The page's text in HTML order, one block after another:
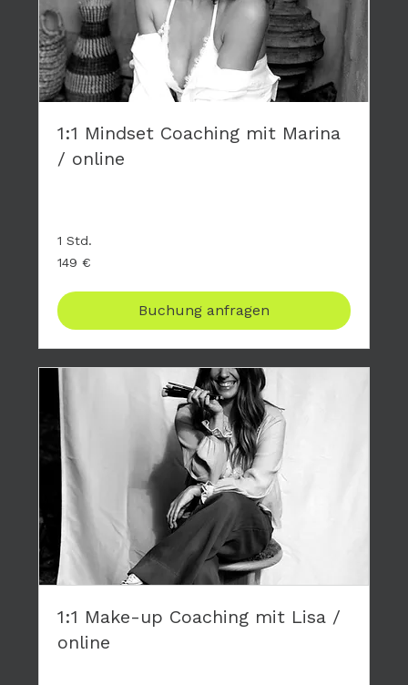
1:1 Mindset Coaching mit Marina
/ online
1 Std.
149
Euro
149 €
Buchung anfragen
1:1 Make-up Coaching mit Lisa /
online